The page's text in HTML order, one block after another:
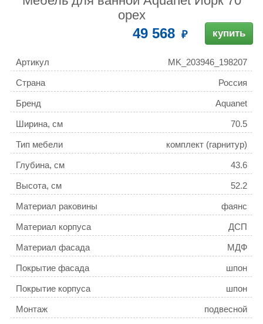
орех
49 568 купить
Артикул MK_203946_198207
Страна Россия
Бренд Aquanet
Ширина, см 70.5
Тип мебели комплект (гарнитур)
Глубина, см 43.6
Высота, см 52.2
Материал раковины фаянс
Материал корпуса ДСП
Материал фасада МДФ
Покрытие фасада шпон
Покрытие корпуса шпон
Монтаж подвесной